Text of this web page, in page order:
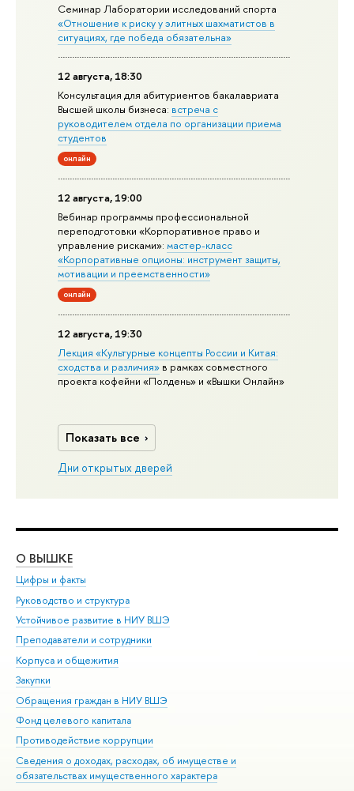
Семинар Лаборатории исследований спорта
«Отношение к риску у элитных шахматистов в
ситуациях, где победа обязательна»
12 августа, 18:30
Консультация для абитуриентов бакалавриата
Высшей школы бизнеса: встреча с
руководителем отдела по организации приема
студентов
онлайн
12 августа, 19:00
Вебинар программы профессиональной
переподготовки «Корпоративное право и
управление рисками»:мастер-класс
«Корпоративные опционы: инструмент защиты,
мотивации и преемственности»
онлайн
12 августа, 19:30
Лекция «Культурные концепты России и Китая:
сходства и различия» в рамках совместного
проекта кофейни «Полдень» и «Вышки Онлайн»
Показать все
Дни открытых дверей
О ВЫШКЕ
Цифры и факты
Руководство и структура
Устойчивое развитие в НИУ ВШЭ
Преподаватели и сотрудники
Корпуса и общежития
Закупки
Обращения граждан в НИУ ВШЭ
Фонд целевого капитала
Противодействие коррупции
Сведения о доходах, расходах, об имуществе и
обязательствах имущественного характера